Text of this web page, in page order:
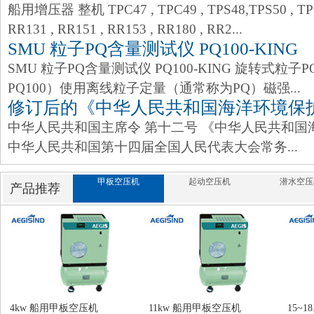
船用增压器 整机 TPC47 , TPC49 , TPS48,TPS50 ,
RR131 , RR151 , RR153 , RR180 , RR2...
SMU 粒子PQ含量测试仪 PQ100-KING
SMU 粒子PQ含量测试仪 PQ100-KING 旋转式粒子
PQ100）使用离线粒子定量（通常称为PQ）磁强...
修订后的《中华人民共和国海洋环境保
中华人民共和国主席令 第十二号 《中华人民共和国
中华人民共和国第十四届全国人民代表大会常务...
产品推荐 甲板空压机 起动空压机 潜水空
4kw 船用甲板空压机
11kw 船用甲板空压机